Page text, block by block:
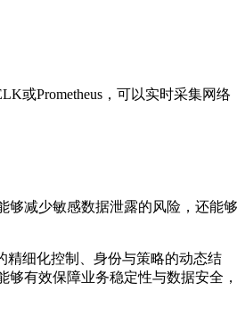
或Prometheus ，可以实时采集网络
够减少敏感数据泄露的风险，还能够
精细化控制、身份与策略的动态结
有效保障业务稳定性与数据安全，